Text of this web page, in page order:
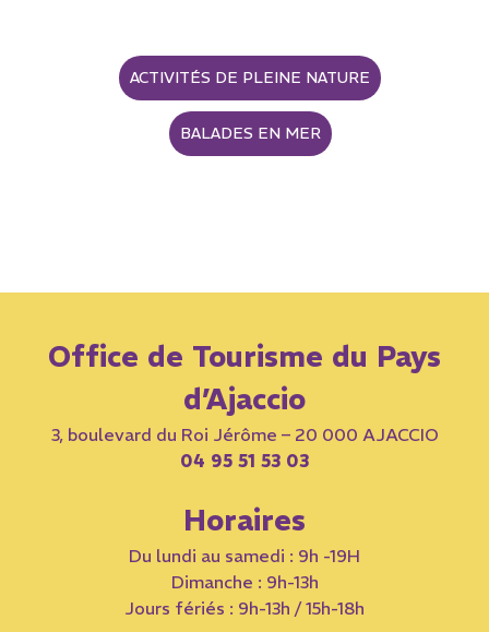
ACTIVITÉS DE PLEINE NATURE
BALADES EN MER
Office de Tourisme du Pays
d’Ajaccio
3, boulevard du Roi Jérôme – 20 000 AJACCIO
04 95 51 53 03
Horaires
Du lundi au samedi : 9h -19H
Dimanche : 9h-13h
Jours fériés : 9h-13h / 15h-18h